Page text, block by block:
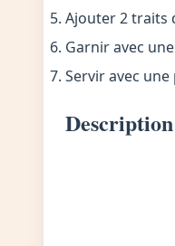
Ajouter 2 traits
Garnir avec
Servir avec
Description